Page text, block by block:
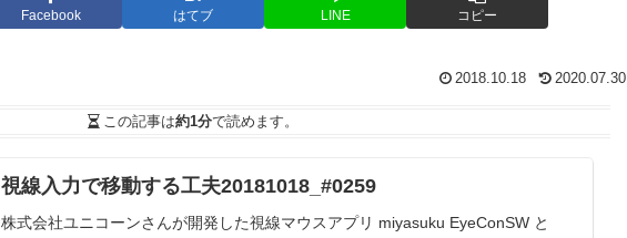
Facebook はてブ LINE コピー
2018.10.18 2020.07.30
この記事は約1分で読めます。
視線入力で移動する工夫20181018_#0259
株式会社ユニコーンさんが開発した視線マウスアプリ miyasuku EyeConSW と